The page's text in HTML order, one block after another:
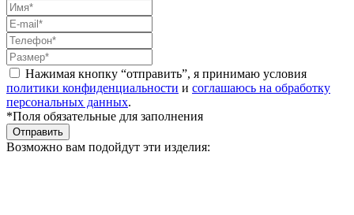
Нажимая кнопку “отправить”, я принимаю условия
политики конфиденциальности и соглашаюсь на обработку
персональных данных.
*Поля обязательные для заполнения
Отправить
Возможно вам подойдут эти изделия: